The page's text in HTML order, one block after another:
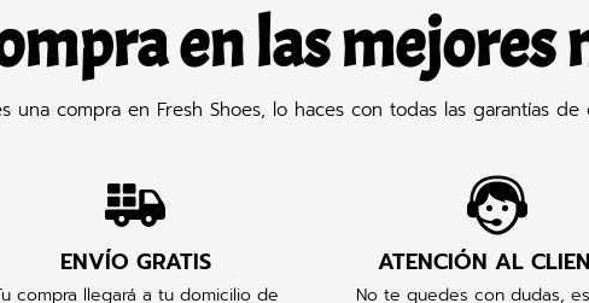
en las mejores
una compra en Fresh Shoes, lo haces con todas las garantías
ENVÍO GRATIS
compra llegará a tu domicilio de
ATENCIÓN AL
No te quedes con dudas,